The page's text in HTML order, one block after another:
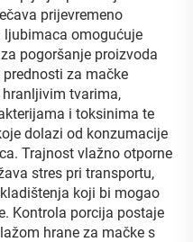
prijevremeno
ljubimaca omogućuje
pogoršanje proizvoda
za mačke
tvarima,
i toksinima te
dolazi od konzumacije
Trajnost vlažno otporne
stres pri transportu,
koji bi mogao
Kontrola porcija postaje
hrane za mačke s